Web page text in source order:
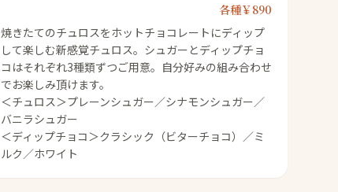
各種￥890
焼きたてのチュロスをホットチョコレートにディップ
して楽しむ新感覚チュロス。シュガーとディップチョ
コはそれぞれ3種類ずつご用意。自分好みの組み合わせ
でお楽しみ頂けます。
＜チュロス＞プレーンシュガー／シナモンシュガー／
バニラシュガー
＜ディップチョコ＞クラシック（ビターチョコ）／ミ
ルク／ホワイト